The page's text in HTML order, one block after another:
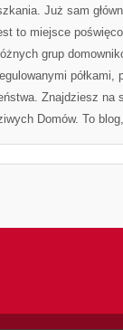
Już sam
to miejsce
grup
półkami,
Znajdziesz na
Domów. To